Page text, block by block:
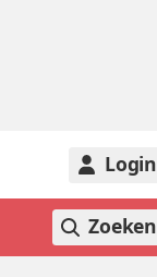
Login
Zoeken